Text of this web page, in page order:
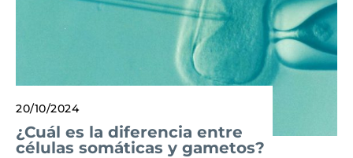
20/10/2024
¿Cuál es la diferencia entre
células somáticas y gametos?